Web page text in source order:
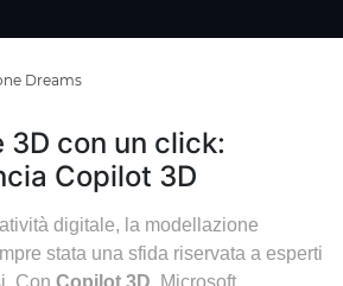
Dreams
3D con un click:
Copilot 3D
digitale, la modellazione
stata una sfida riservata a esperti
Con Copilot 3D, Microsoft